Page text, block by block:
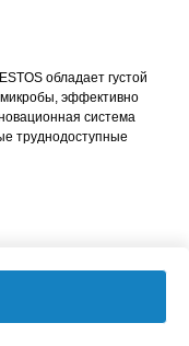
обладает густой
эффективно
система
труднодоступные